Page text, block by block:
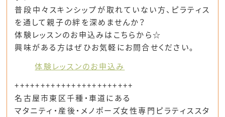
普段中々スキンシップが取れていない方、ピラティス
を通して親子の絆を深めませんか？
体験レッスンのお申込みはこちらから☆
興味がある方はぜひお気軽にお問合せください。
体験レッスンのお申込み
+++++++++++++++++++++++
名古屋市東区千種・車道にある
マタニティ・産後・メノポーズ女性専門ピラティススタ